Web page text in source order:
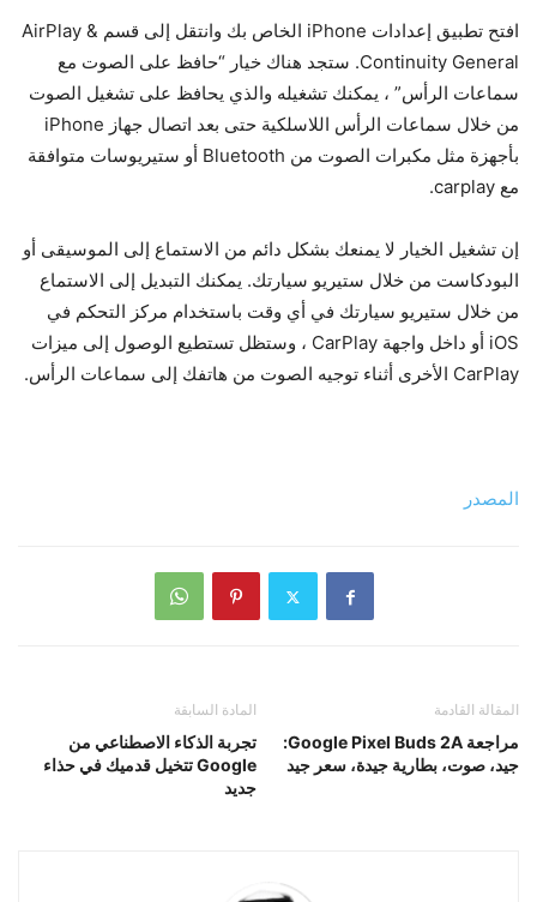
افتح تطبيق إعدادات iPhone الخاص بك وانتقل إلى قسم AirPlay &
Continuity General. ستجد هناك خيار “حافظ على الصوت مع
سماعات الرأس” ، يمكنك تشغيله والذي يحافظ على تشغيل الصوت
من خلال سماعات الرأس اللاسلكية حتى بعد اتصال جهاز iPhone
بأجهزة مثل مكبرات الصوت من Bluetooth أو ستيريوسات متوافقة
مع carplay.
إن تشغيل الخيار لا يمنعك بشكل دائم من الاستماع إلى الموسيقى أو
البودكاست من خلال ستيريو سيارتك. يمكنك التبديل إلى الاستماع
من خلال ستيريو سيارتك في أي وقت باستخدام مركز التحكم في
iOS أو داخل واجهة CarPlay ، وستظل تستطيع الوصول إلى ميزات
CarPlay الأخرى أثناء توجيه الصوت من هاتفك إلى سماعات الرأس.
المصدر
المادة السابقة
تجربة الذكاء الاصطناعي من
Google تتخيل قدميك في حذاء
جديد
المقالة القادمة
مراجعة Google Pixel Buds 2A:
جيد، صوت، بطارية جيدة، سعر جيد